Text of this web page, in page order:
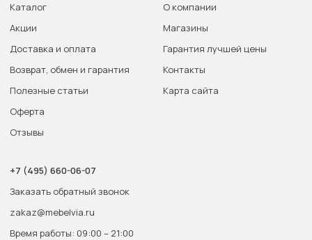
Каталог
Акции
Доставка и оплата
Возврат, обмен и гарантия
Полезные статьи
Оферта
Отзывы
О компании
Магазины
Гарантия лучшей цены
Контакты
Карта сайта
+7 (495) 660-06-07
Заказать обратный звонок
zakaz@mebelvia.ru
Время работы: 09:00 – 21:00